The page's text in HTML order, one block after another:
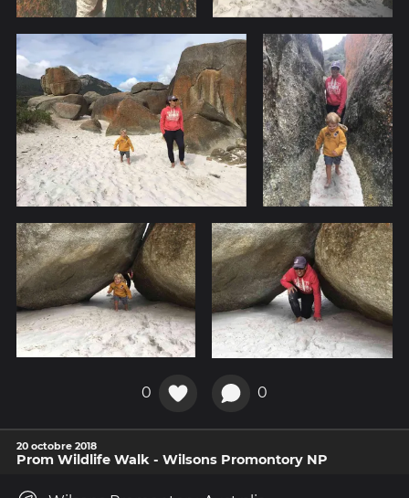
0 0
20 octobre 2018
Prom Wildlife Walk - Wilsons Promontory NP